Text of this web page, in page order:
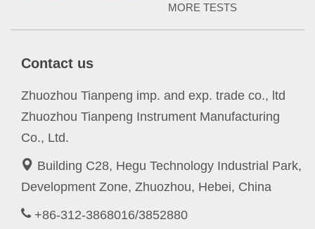
MORE TESTS
Contact us
Zhuozhou Tianpeng imp. and exp. trade co., ltd
Zhuozhou Tianpeng Instrument Manufacturing
Co., Ltd.
Building C28, Hegu Technology Industrial Park,
Development Zone, Zhuozhou, Hebei, China
+86-312-3868016/3852880